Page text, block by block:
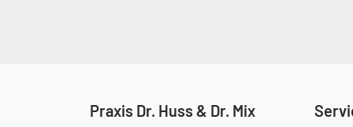
Praxis Dr. Huss & Dr. Mix